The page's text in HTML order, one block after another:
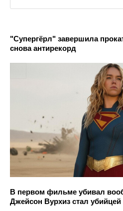
"Супергёрл" завершила
снова антирекорд
В первом фильме убивал
Джейсон Вурхиз стал убийцей